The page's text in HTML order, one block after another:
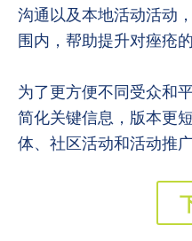
沟通以及本地活动活动
围内，帮助提升对痤疮的
为了更方便不同受众和
简化关键信息，版本更
体、社区活动和活动推广